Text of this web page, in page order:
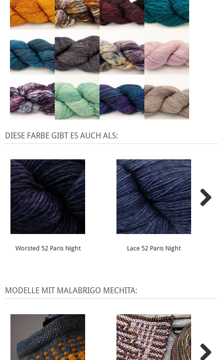
DIESE FARBE GIBT ES AUCH ALS:
Worsted 52 Paris Night Lace 52 Paris Night
MODELLE MIT MALABRIGO MECHITA: